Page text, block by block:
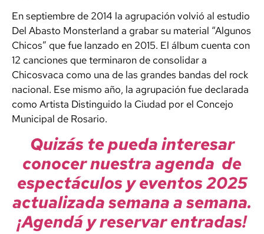
En septiembre de 2014 la agrupación volvió al estudio
Del Abasto Monsterland a grabar su material “Algunos
Chicos” que fue lanzado en 2015. El álbum cuenta con
12 canciones que terminaron de consolidar a
Chicosvaca como una de las grandes bandas del rock
nacional. Ese mismo año, la agrupación fue declarada
como Artista Distinguido la Ciudad por el Concejo
Municipal de Rosario.
Quizás te pueda interesar
conocer nuestra agenda de
espectáculos y eventos 2025
actualizada semana a semana.
¡Agendá y reservar entradas!